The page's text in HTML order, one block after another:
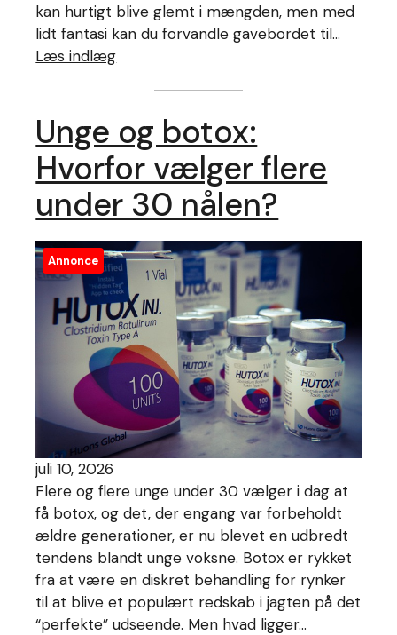
kan hurtigt blive glemt i mængden, men med
lidt fantasi kan du forvandle gavebordet til…
Læs indlæg
Unge og botox:
Hvorfor vælger flere
under 30 nålen?
Annonce
juli 10, 2026
Flere og flere unge under 30 vælger i dag at
få botox, og det, der engang var forbeholdt
ældre generationer, er nu blevet en udbredt
tendens blandt unge voksne. Botox er rykket
fra at være en diskret behandling for rynker
til at blive et populært redskab i jagten på det
“perfekte” udseende. Men hvad ligger…